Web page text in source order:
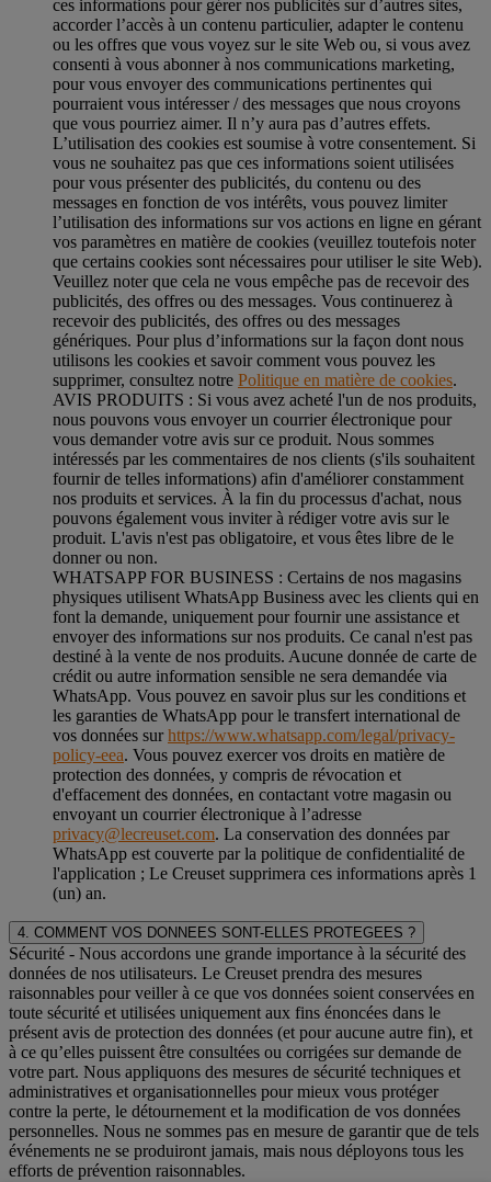
ces informations pour gérer nos publicités sur d’autres sites,
accorder l’accès à un contenu particulier, adapter le contenu
ou les offres que vous voyez sur le site Web ou, si vous avez
consenti à vous abonner à nos communications marketing,
pour vous envoyer des communications pertinentes qui
pourraient vous intéresser / des messages que nous croyons
que vous pourriez aimer. Il n’y aura pas d’autres effets.
L’utilisation des cookies est soumise à votre consentement. Si
vous ne souhaitez pas que ces informations soient utilisées
pour vous présenter des publicités, du contenu ou des
messages en fonction de vos intérêts, vous pouvez limiter
l’utilisation des informations sur vos actions en ligne en gérant
vos paramètres en matière de cookies (veuillez toutefois noter
que certains cookies sont nécessaires pour utiliser le site Web).
Veuillez noter que cela ne vous empêche pas de recevoir des
publicités, des offres ou des messages. Vous continuerez à
recevoir des publicités, des offres ou des messages
génériques. Pour plus d’informations sur la façon dont nous
utilisons les cookies et savoir comment vous pouvez les
supprimer, consultez notre Politique en matière de cookies.
AVIS PRODUITS : Si vous avez acheté l'un de nos produits,
nous pouvons vous envoyer un courrier électronique pour
vous demander votre avis sur ce produit. Nous sommes
intéressés par les commentaires de nos clients (s'ils souhaitent
fournir de telles informations) afin d'améliorer constamment
nos produits et services. À la fin du processus d'achat, nous
pouvons également vous inviter à rédiger votre avis sur le
produit. L'avis n'est pas obligatoire, et vous êtes libre de le
donner ou non.
WHATSAPP FOR BUSINESS : Certains de nos magasins
physiques utilisent WhatsApp Business avec les clients qui en
font la demande, uniquement pour fournir une assistance et
envoyer des informations sur nos produits. Ce canal n'est pas
destiné à la vente de nos produits. Aucune donnée de carte de
crédit ou autre information sensible ne sera demandée via
WhatsApp. Vous pouvez en savoir plus sur les conditions et
les garanties de WhatsApp pour le transfert international de
vos données surhttps://www.whatsapp.com/legal/privacy-
policy-eea. Vous pouvez exercer vos droits en matière de
protection des données, y compris de révocation et
d'effacement des données, en contactant votre magasin ou
envoyant un courrier électronique à l’adresse
privacy@lecreuset.com. La conservation des données par
WhatsApp est couverte par la politique de confidentialité de
l'application ; Le Creuset supprimera ces informations après 1
(un) an.
4. COMMENT VOS DONNEES SONT-ELLES PROTEGEES ?
Sécurité - Nous accordons une grande importance à la sécurité des
données de nos utilisateurs. Le Creuset prendra des mesures
raisonnables pour veiller à ce que vos données soient conservées en
toute sécurité et utilisées uniquement aux fins énoncées dans le
présent avis de protection des données (et pour aucune autre fin), et
à ce qu’elles puissent être consultées ou corrigées sur demande de
votre part. Nous appliquons des mesures de sécurité techniques et
administratives et organisationnelles pour mieux vous protéger
contre la perte, le détournement et la modification de vos données
personnelles. Nous ne sommes pas en mesure de garantir que de tels
événements ne se produiront jamais, mais nous déployons tous les
efforts de prévention raisonnables.